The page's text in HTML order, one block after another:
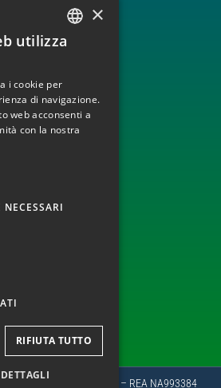
AND CONSTRUCTION
IMPIANTI
| P.Iva e CF 05346630964 – REA NA993384
×
utilizza
i cookie per
di navigazione.
web acconsenti a
con la nostra
NECESSARI
RIFIUTA TUTTO